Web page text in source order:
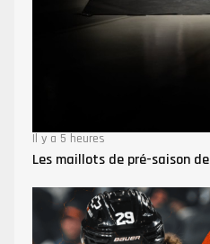
Il y a 5 heures
Les maillots de pré-saison